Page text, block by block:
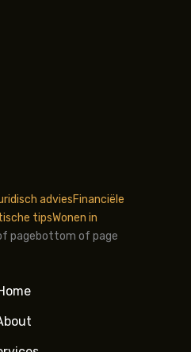
adviesFinanciële
tipsWonen in
pagebottom of page